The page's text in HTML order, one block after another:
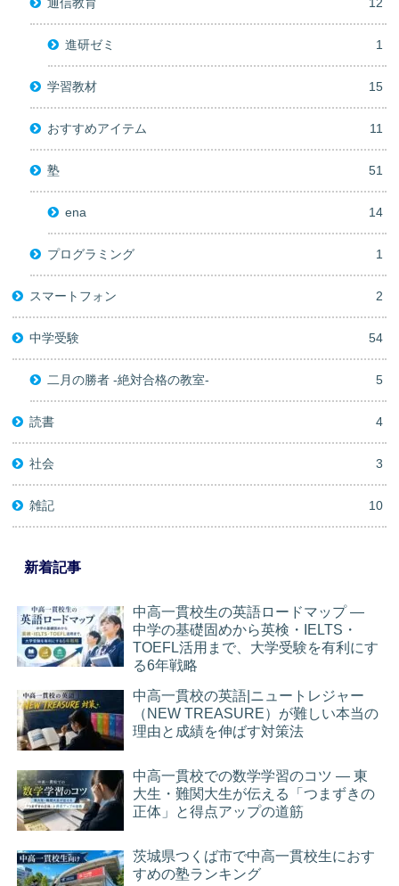
通信教育 12
進研ゼミ 1
学習教材 15
おすすめアイテム 11
塾 51
ena 14
プログラミング 1
スマートフォン 2
中学受験 54
二月の勝者 -絶対合格の教室- 5
読書 4
社会 3
雑記 10
新着記事
中高一貫校生の英語ロードマップ ―
中学の基礎固めから英検・IELTS・
TOEFL活用まで、大学受験を有利にす
る6年戦略
中高一貫校の英語|ニュートレジャー
（NEW TREASURE）が難しい本当の
理由と成績を伸ばす対策法
中高一貫校での数学学習のコツ ― 東
大生・難関大生が伝える「つまずきの
正体」と得点アップの道筋
茨城県つくば市で中高一貫校生におす
すめの塾ランキング